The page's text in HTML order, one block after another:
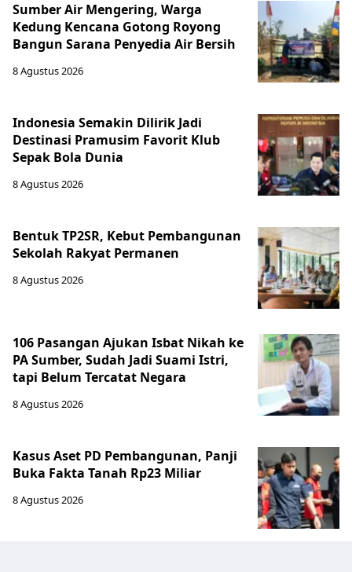
Sumber Air Mengering, Warga
Kedung Kencana Gotong Royong
Bangun Sarana Penyedia Air Bersih
8 Agustus 2026
Indonesia Semakin Dilirik Jadi
Destinasi Pramusim Favorit Klub
Sepak Bola Dunia
8 Agustus 2026
Bentuk TP2SR, Kebut Pembangunan
Sekolah Rakyat Permanen
8 Agustus 2026
106 Pasangan Ajukan Isbat Nikah ke
PA Sumber, Sudah Jadi Suami Istri,
tapi Belum Tercatat Negara
8 Agustus 2026
Kasus Aset PD Pembangunan, Panji
Buka Fakta Tanah Rp23 Miliar
8 Agustus 2026